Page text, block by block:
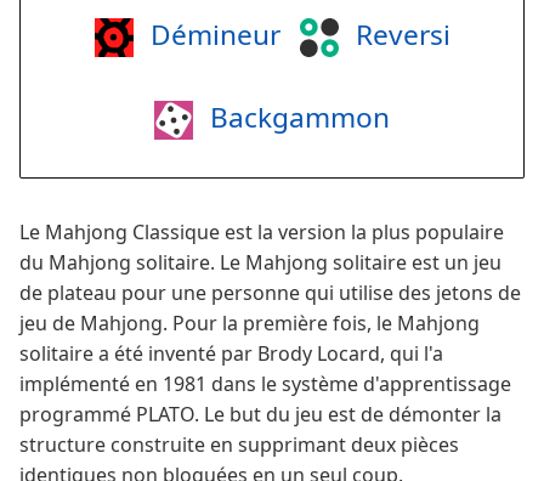
Démineur Reversi
Backgammon
Le Mahjong Classique est la version la plus populaire
du Mahjong solitaire. Le Mahjong solitaire est un jeu
de plateau pour une personne qui utilise des jetons de
jeu de Mahjong. Pour la première fois, le Mahjong
solitaire a été inventé par Brody Locard, qui l'a
implémenté en 1981 dans le système d'apprentissage
programmé PLATO. Le but du jeu est de démonter la
structure construite en supprimant deux pièces
identiques non bloquées en un seul coup.